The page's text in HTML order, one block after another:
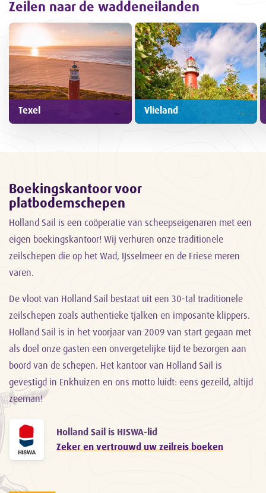
Zeilen naar de waddeneilanden
Texel Vlieland
Boekingskantoor voor
platbodemschepen
Holland Sail is een coöperatie van scheepseigenaren met een
eigen boekingskantoor! Wij verhuren onze traditionele
zeilschepen die op het Wad, IJsselmeer en de Friese meren
varen.
De vloot van Holland Sail bestaat uit een 30-tal traditionele
zeilschepen zoals authentieke tjalken en imposante klippers.
Holland Sail is in het voorjaar van 2009 van start gegaan met
als doel onze gasten een onvergetelijke tijd te bezorgen aan
boord van de schepen. Het kantoor van Holland Sail is
gevestigd in Enkhuizen en ons motto luidt: eens gezeild, altijd
zeeman!
Holland Sail is HISWA-lid
Zeker en vertrouwd uw zeilreis boeken